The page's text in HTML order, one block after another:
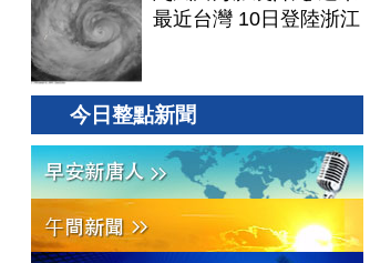
最近台灣 10日登陸浙江
今日整點新聞